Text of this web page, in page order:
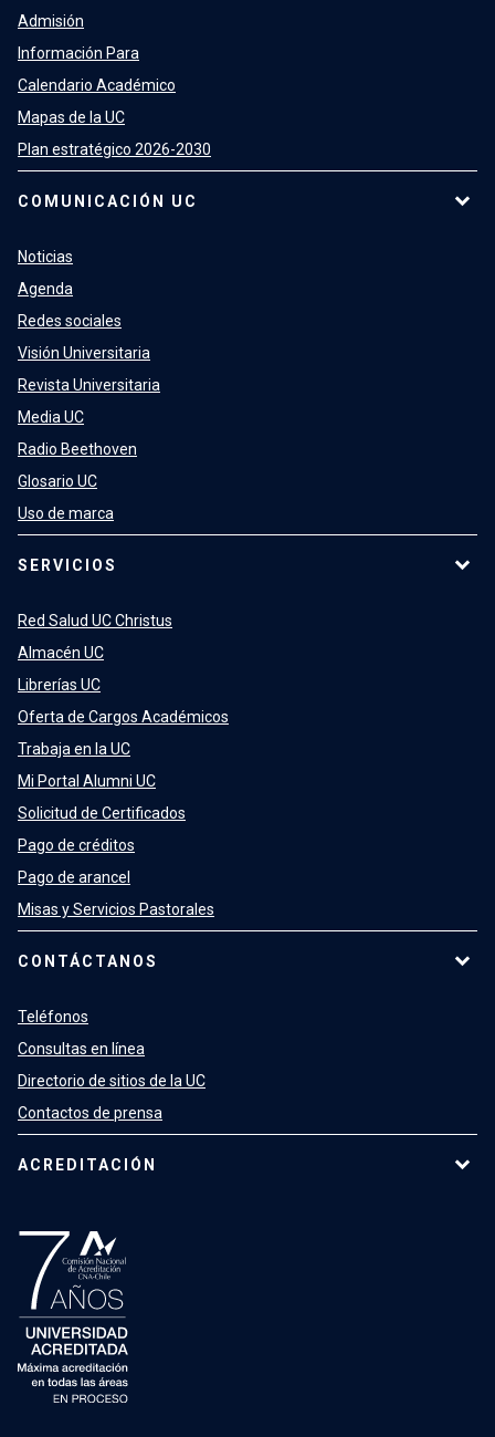
Admisión
Información Para
Calendario Académico
Mapas de la UC
Plan estratégico 2026-2030
COMUNICACIÓN UC
Noticias
Agenda
Redes sociales
Visión Universitaria
Revista Universitaria
Media UC
Radio Beethoven
Glosario UC
Uso de marca
SERVICIOS
Red Salud UC Christus
Almacén UC
Librerías UC
Oferta de Cargos Académicos
Trabaja en la UC
Mi Portal Alumni UC
Solicitud de Certificados
Pago de créditos
Pago de arancel
Misas y Servicios Pastorales
CONTÁCTANOS
Teléfonos
Consultas en línea
Directorio de sitios de la UC
Contactos de prensa
ACREDITACIÓN